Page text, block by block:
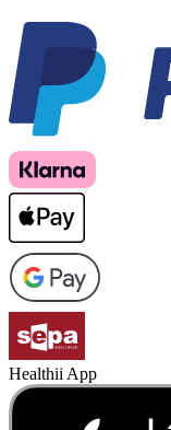
Healthii App